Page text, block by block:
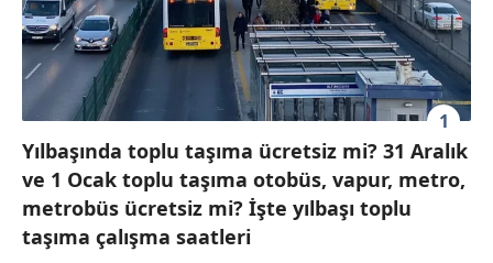
1
Yılbaşında toplu taşıma ücretsiz mi? 31 Aralık
ve 1 Ocak toplu taşıma otobüs, vapur, metro,
metrobüs ücretsiz mi? İşte yılbaşı toplu
taşıma çalışma saatleri